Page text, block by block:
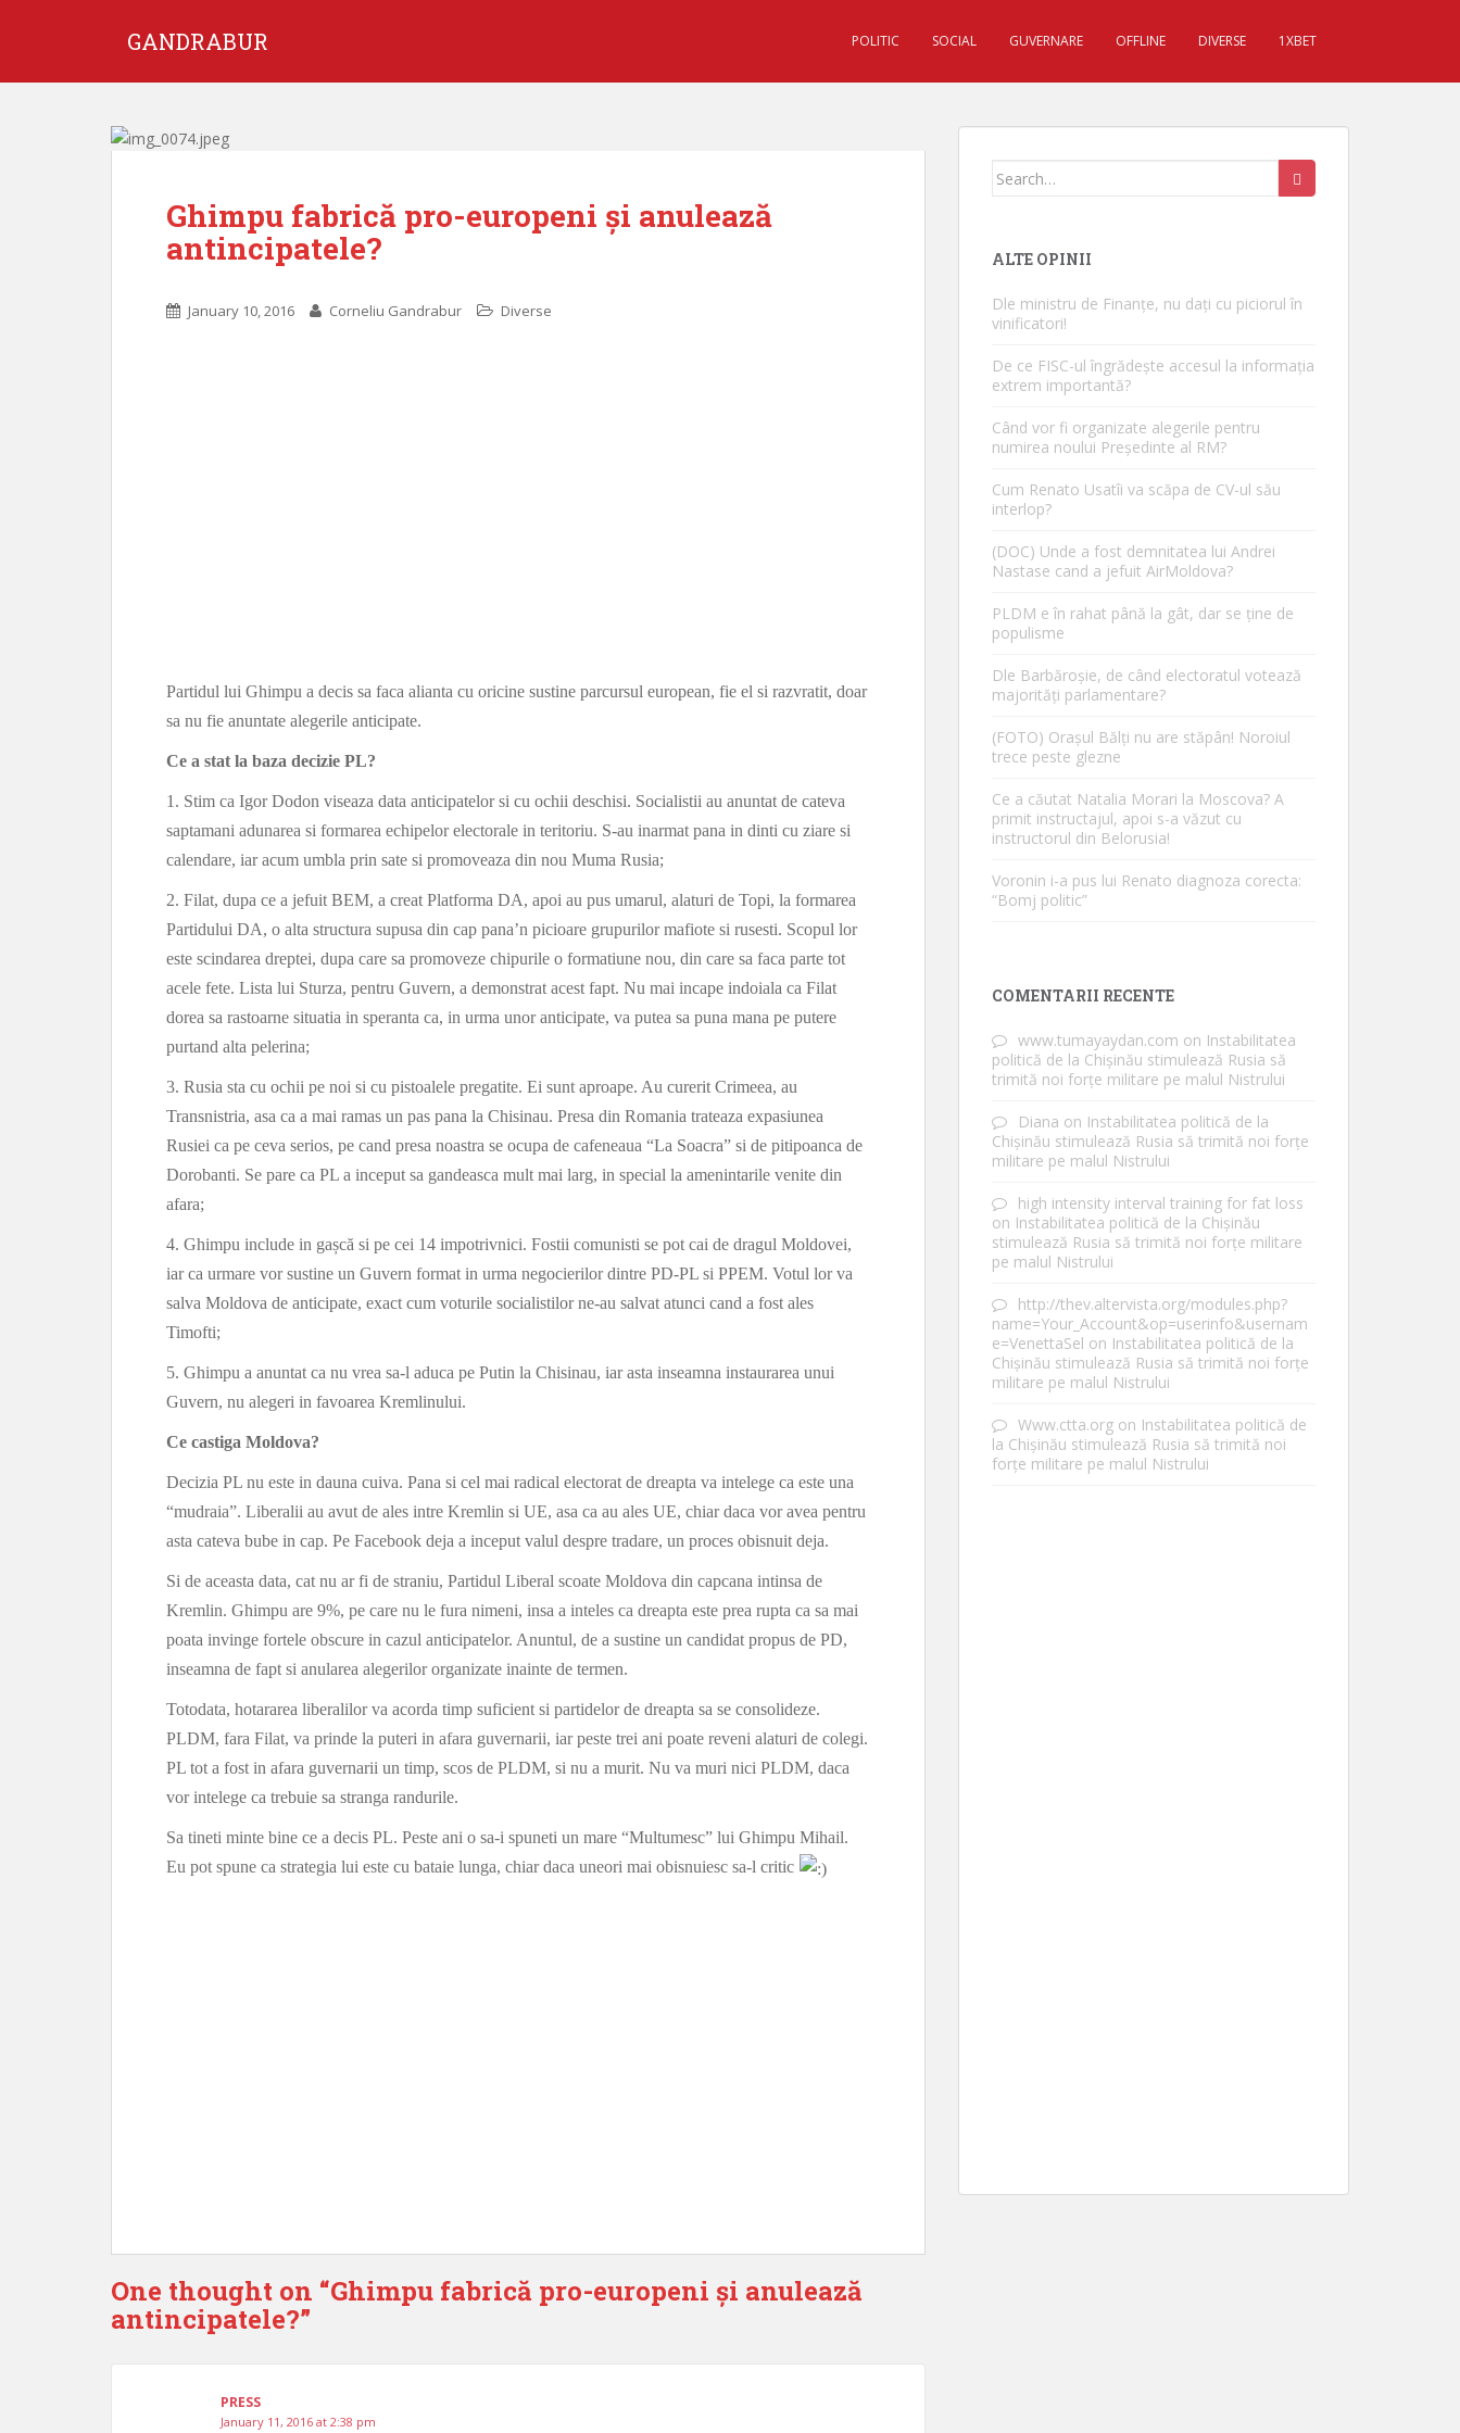
GANDRABUR POLITIC SOCIAL GUVERNARE OFFLINE DIVERSE 1XBET
Ghimpu fabrică pro-europeni și anulează
antincipatele?
January 10, 2016 Corneliu Gandrabur Diverse
Partidul lui Ghimpu a decis sa faca alianta cu oricine sustine parcursul european, fie el si razvratit, doar
sa nu fie anuntate alegerile anticipate.
Ce a stat la baza decizie PL?
1. Stim ca Igor Dodon viseaza data anticipatelor si cu ochii deschisi. Socialistii au anuntat de cateva
saptamani adunarea si formarea echipelor electorale in teritoriu. S-au inarmat pana in dinti cu ziare si
calendare, iar acum umbla prin sate si promoveaza din nou Muma Rusia;
2. Filat, dupa ce a jefuit BEM, a creat Platforma DA, apoi au pus umarul, alaturi de Topi, la formarea
Partidului DA, o alta structura supusa din cap pana’n picioare grupurilor mafiote si rusesti. Scopul lor
este scindarea dreptei, dupa care sa promoveze chipurile o formatiune nou, din care sa faca parte tot
acele fete. Lista lui Sturza, pentru Guvern, a demonstrat acest fapt. Nu mai incape indoiala ca Filat
dorea sa rastoarne situatia in speranta ca, in urma unor anticipate, va putea sa puna mana pe putere
purtand alta pelerina;
3. Rusia sta cu ochii pe noi si cu pistoalele pregatite. Ei sunt aproape. Au curerit Crimeea, au
Transnistria, asa ca a mai ramas un pas pana la Chisinau. Presa din Romania trateaza expasiunea
Rusiei ca pe ceva serios, pe cand presa noastra se ocupa de cafeneaua “La Soacra” si de pitipoanca de
Dorobanti. Se pare ca PL a inceput sa gandeasca mult mai larg, in special la amenintarile venite din
afara;
4. Ghimpu include in gașcă si pe cei 14 impotrivnici. Fostii comunisti se pot cai de dragul Moldovei,
iar ca urmare vor sustine un Guvern format in urma negocierilor dintre PD-PL si PPEM. Votul lor va
salva Moldova de anticipate, exact cum voturile socialistilor ne-au salvat atunci cand a fost ales
Timofti;
5. Ghimpu a anuntat ca nu vrea sa-l aduca pe Putin la Chisinau, iar asta inseamna instaurarea unui
Guvern, nu alegeri in favoarea Kremlinului.
Ce castiga Moldova?
Decizia PL nu este in dauna cuiva. Pana si cel mai radical electorat de dreapta va intelege ca este una
“mudraia”. Liberalii au avut de ales intre Kremlin si UE, asa ca au ales UE, chiar daca vor avea pentru
asta cateva bube in cap. Pe Facebook deja a inceput valul despre tradare, un proces obisnuit deja.
Si de aceasta data, cat nu ar fi de straniu, Partidul Liberal scoate Moldova din capcana intinsa de
Kremlin. Ghimpu are 9%, pe care nu le fura nimeni, insa a inteles ca dreapta este prea rupta ca sa mai
poata invinge fortele obscure in cazul anticipatelor. Anuntul, de a sustine un candidat propus de PD,
inseamna de fapt si anularea alegerilor organizate inainte de termen.
Totodata, hotararea liberalilor va acorda timp suficient si partidelor de dreapta sa se consolideze.
PLDM, fara Filat, va prinde la puteri in afara guvernarii, iar peste trei ani poate reveni alaturi de colegi.
PL tot a fost in afara guvernarii un timp, scos de PLDM, si nu a murit. Nu va muri nici PLDM, daca
vor intelege ca trebuie sa stranga randurile.
Sa tineti minte bine ce a decis PL. Peste ani o sa-i spuneti un mare “Multumesc” lui Ghimpu Mihail.
Eu pot spune ca strategia lui este cu bataie lunga, chiar daca uneori mai obisnuiesc sa-l critic
One thought on “Ghimpu fabrică pro-europeni și anulează
antincipatele?”
PRESS
January 11, 2016 at 2:38 pm
Search for:
ALTE OPINII
Dle ministru de Finanțe, nu dați cu piciorul în
vinificatori!
De ce FISC-ul îngrădește accesul la informația
extrem importantă?
Când vor fi organizate alegerile pentru
numirea noului Președinte al RM?
Cum Renato Usatîi va scăpa de CV-ul său
interlop?
(DOC) Unde a fost demnitatea lui Andrei
Nastase cand a jefuit AirMoldova?
PLDM e în rahat până la gât, dar se ține de
populisme
Dle Barbăroșie, de când electoratul votează
majorități parlamentare?
(FOTO) Orașul Bălți nu are stăpân! Noroiul
trece peste glezne
Ce a căutat Natalia Morari la Moscova? A
primit instructajul, apoi s-a văzut cu
instructorul din Belorusia!
Voronin i-a pus lui Renato diagnoza corecta:
“Bomj politic”
COMENTARII RECENTE
www.tumayaydan.com on Instabilitatea
politică de la Chișinău stimulează Rusia să
trimită noi forțe militare pe malul Nistrului
Diana on Instabilitatea politică de la
Chișinău stimulează Rusia să trimită noi forțe
militare pe malul Nistrului
high intensity interval training for fat loss
on Instabilitatea politică de la Chișinău
stimulează Rusia să trimită noi forțe militare
pe malul Nistrului
http://thev.altervista.org/modules.php?
name=Your_Account&op=userinfo&usernam
e=VenettaSel on Instabilitatea politică de la
Chișinău stimulează Rusia să trimită noi forțe
militare pe malul Nistrului
Www.ctta.org on Instabilitatea politică de
la Chișinău stimulează Rusia să trimită noi
forțe militare pe malul Nistrului